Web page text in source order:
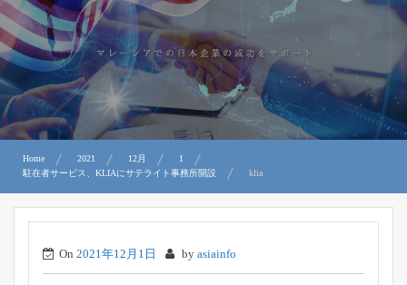
プライバシーポリシー及び著作権について
お問合せ
Home 2021 12月
1
駐在者サービス、KLIAにサテライト事務所開設
klia
On 2021年12月1日 by asiainfo